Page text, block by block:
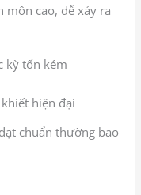
môn cao, dễ xảy ra
kỳ tốn kém
hiện đại
chuẩn thường bao